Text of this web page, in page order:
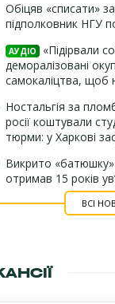
Обіцяв «списати»
підполковник НГУ
АУДІО
«Підірвали
деморалізовані
самокаліцтва, щоб
Ностальгія за
росії коштували
тюрми: у Харкові
Викрито
отримав 15 років
ВСІ